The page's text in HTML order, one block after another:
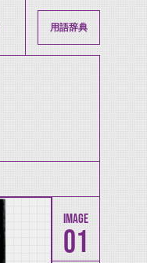
用語辞典
01